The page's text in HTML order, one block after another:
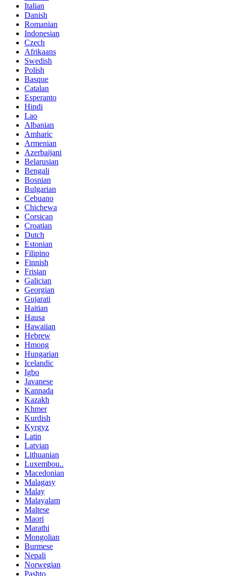
Italian
Danish
Romanian
Indonesian
Czech
Afrikaans
Swedish
Polish
Basque
Catalan
Esperanto
Hindi
Lao
Albanian
Amharic
Armenian
Azerbaijani
Belarusian
Bengali
Bosnian
Bulgarian
Cebuano
Chichewa
Corsican
Croatian
Dutch
Estonian
Filipino
Finnish
Frisian
Galician
Georgian
Gujarati
Haitian
Hausa
Hawaiian
Hebrew
Hmong
Hungarian
Icelandic
Igbo
Javanese
Kannada
Kazakh
Khmer
Kurdish
Kyrgyz
Latin
Latvian
Lithuanian
Luxembou..
Macedonian
Malagasy
Malay
Malayalam
Maltese
Maori
Marathi
Mongolian
Burmese
Nepali
Norwegian
Pashto